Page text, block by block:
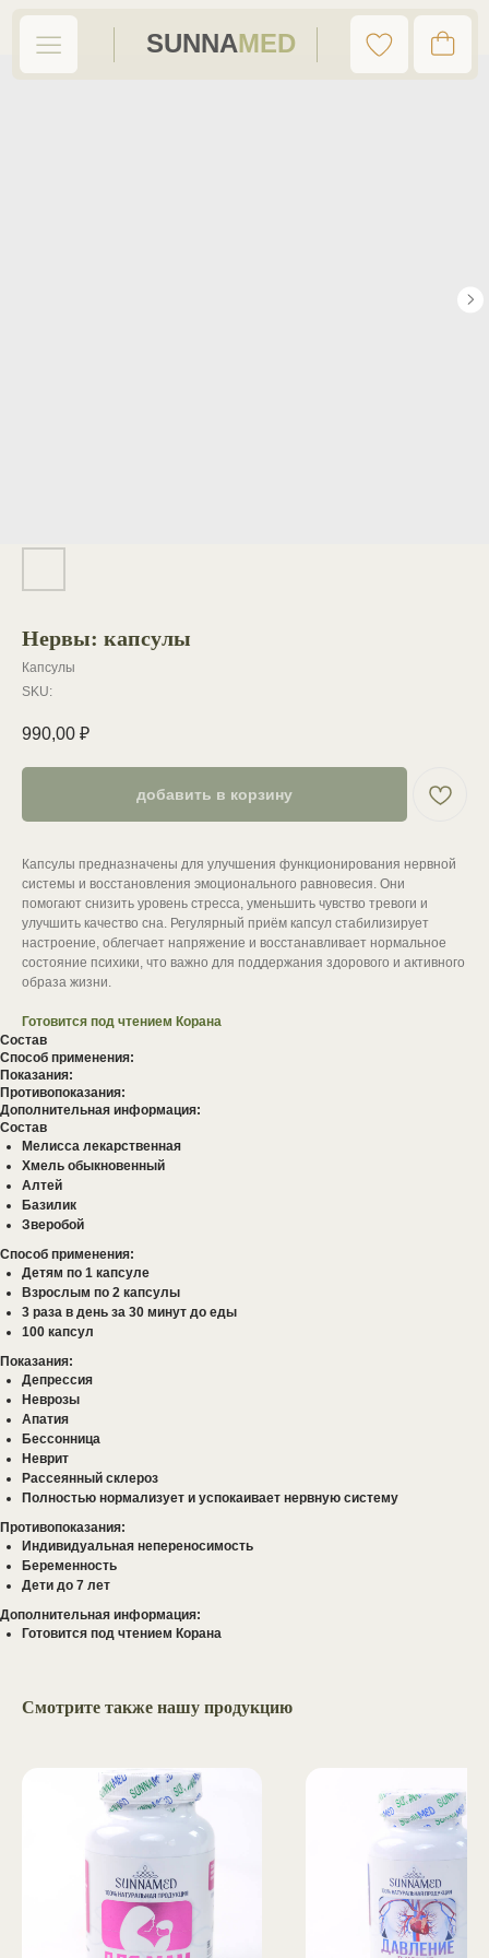
SUNNA MED
Нервы: капсулы
Капсулы
SKU:
990,00 ₽
добавить в корзину
Капсулы предназначены для улучшения функционирования нервной
системы и восстановления эмоционального равновесия. Они
помогают снизить уровень стресса, уменьшить чувство тревоги и
улучшить качество сна. Регулярный приём капсул стабилизирует
настроение, облегчает напряжение и восстанавливает нормальное
состояние психики, что важно для поддержания здорового и активного
образа жизни.
Готовится под чтением Корана
Состав
Способ применения:
Показания:
Противопоказания:
Дополнительная информация:
Состав
Мелисса лекарственная
Хмель обыкновенный
Алтей
Базилик
Зверобой
Способ применения:
Детям по 1 капсуле
Взрослым по 2 капсулы
3 раза в день за 30 минут до еды
100 капсул
Показания:
Депрессия
Неврозы
Апатия
Бессонница
Неврит
Рассеянный склероз
Полностью нормализует и успокаивает нервную систему
Противопоказания:
Индивидуальная непереносимость
Беременность
Дети до 7 лет
Дополнительная информация:
Готовится под чтением Корана
Смотрите также нашу продукцию
Оставьте свои данные, и наш
менеджер свяжется с вами в
ближайшее время.
проконсультироваться
задать вопрос?
задать вопрос